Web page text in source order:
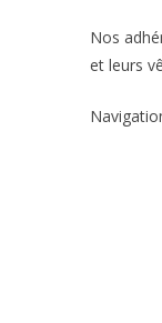
Nos
et leurs